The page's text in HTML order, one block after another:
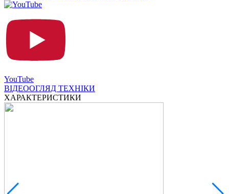
YouTube
ВІДЕООГЛЯД ТЕХНІКИ
ХАРАКТЕРИСТИКИ